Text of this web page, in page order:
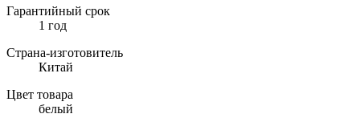
Гарантийный срок
1 год
Страна-изготовитель
Китай
Цвет товара
белый